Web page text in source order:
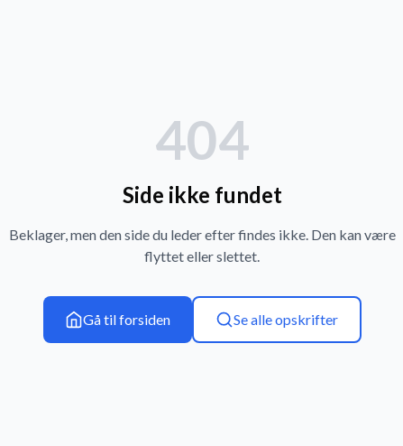
404
Side ikke fundet
Beklager, men den side du leder efter findes ikke. Den kan være
flyttet eller slettet.
Gå til forsiden Se alle opskrifter